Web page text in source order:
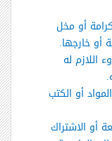
أو مخل
أو خارجها.
اللازم له
أو الكتب
أو الاشتراك